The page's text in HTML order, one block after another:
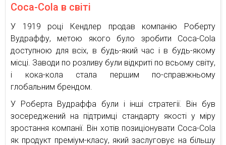
Coca-Cola в світі
У 1919 році Кендлер продав компанію Роберту
Вудраффу, метою якого було зробити Coca-Cola
доступною для всіх, в будь-який час і в будь-якому
місці. Заводи по розливу були відкриті по всьому світу,
і кока-кола стала першим по-справжньому
глобальним брендом.
У Роберта Вудраффа були і інші стратегії. Він був
зосереджений на підтримці стандарту якості у міру
зростання компанії. Він хотів позиціонувати Coca-Cola
як продукт преміум-класу, який заслуговує на більшу